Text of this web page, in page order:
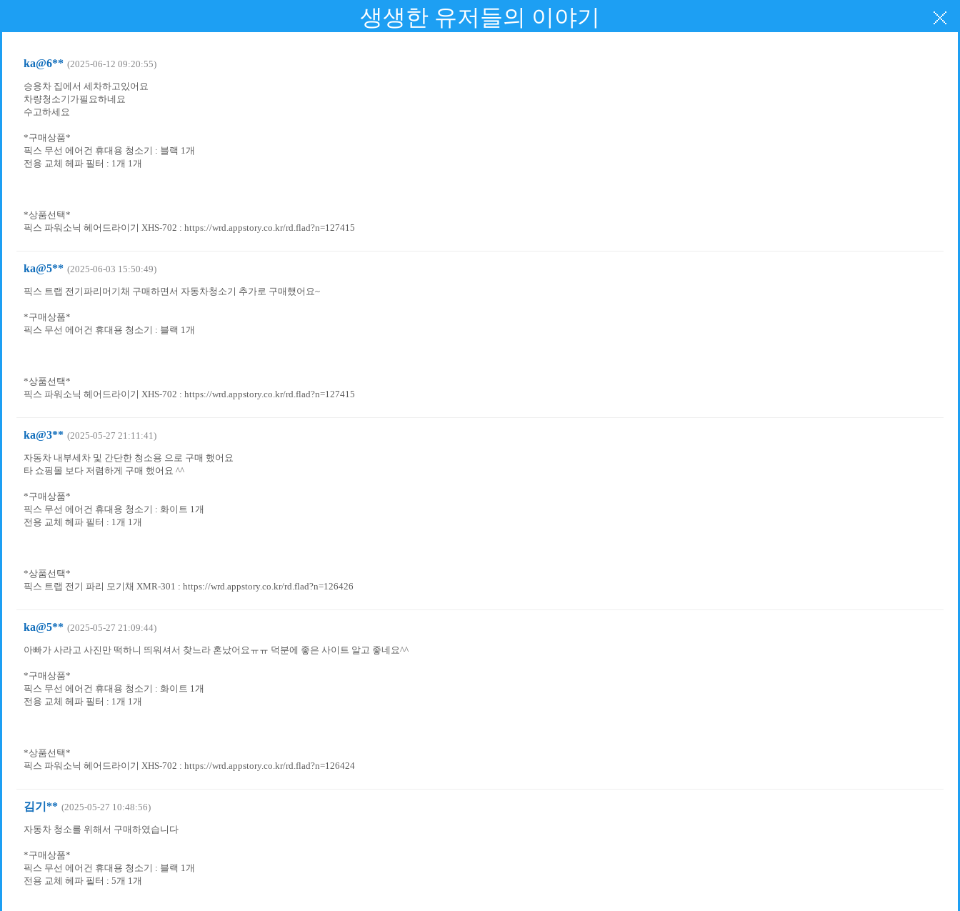
생생한 유저들의 이야기
ka@6** (2025-06-12 09:20:55)
승용차 집에서 세차하고있어요
차량청소기가필요하네요
수고하세요
*구매상품*
픽스 무선 에어건 휴대용 청소기 : 블랙 1개
전용 교체 헤파 필터 : 1개 1개
*상품선택*
픽스 파워소닉 헤어드라이기 XHS-702 : https://wrd.appstory.co.kr/rd.flad?n=127415
ka@5** (2025-06-03 15:50:49)
픽스 트랩 전기파리머기채 구매하면서 자동차청소기 추가로 구매했어요~
*구매상품*
픽스 무선 에어건 휴대용 청소기 : 블랙 1개
*상품선택*
픽스 파워소닉 헤어드라이기 XHS-702 : https://wrd.appstory.co.kr/rd.flad?n=127415
ka@3** (2025-05-27 21:11:41)
자동차 내부세차 및 간단한 청소용 으로 구매 했어요
타 쇼핑몰 보다 저렴하게 구매 했어요 ^^
*구매상품*
픽스 무선 에어건 휴대용 청소기 : 화이트 1개
전용 교체 헤파 필터 : 1개 1개
*상품선택*
픽스 트랩 전기 파리 모기채 XMR-301 : https://wrd.appstory.co.kr/rd.flad?n=126426
ka@5** (2025-05-27 21:09:44)
아빠가 사라고 사진만 떡하니 띄워셔서 찾느라 혼났어요ㅠㅠ 덕분에 좋은 사이트 알고 좋네요^^
*구매상품*
픽스 무선 에어건 휴대용 청소기 : 화이트 1개
전용 교체 헤파 필터 : 1개 1개
*상품선택*
픽스 파워소닉 헤어드라이기 XHS-702 : https://wrd.appstory.co.kr/rd.flad?n=126424
김기** (2025-05-27 10:48:56)
자동차 청소를 위해서 구매하였습니다
*구매상품*
픽스 무선 에어건 휴대용 청소기 : 블랙 1개
전용 교체 헤파 필터 : 5개 1개